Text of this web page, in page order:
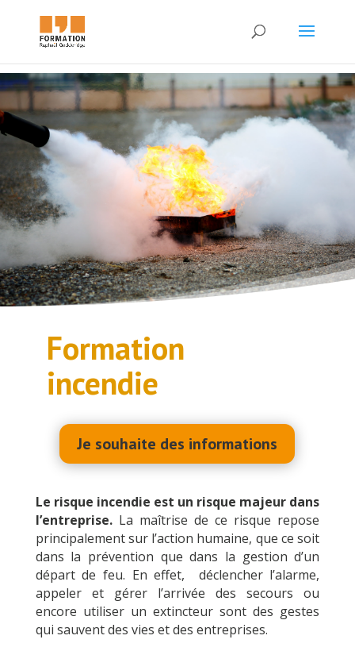
Formation
incendie
Je souhaite des informations
Le risque incendie est un risque majeur dans
l’entreprise.La maîtrise de ce risque repose
principalement sur l’action humaine, que ce soit
dans la prévention que dans la gestion d’un
départ de feu. En effet, déclencher l’alarme,
appeler et gérer l’arrivée des secours ou
encore utiliser un extincteur sont des gestes
qui sauvent des vies et des entreprises.